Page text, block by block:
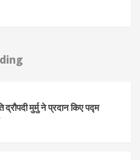
द्रौपदी मुर्मु ने प्रदान किए पद्म